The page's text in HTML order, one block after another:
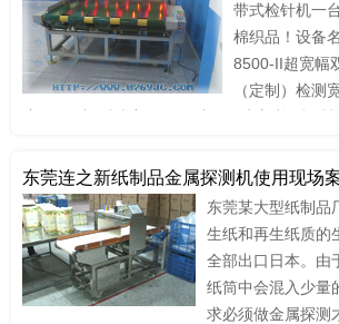
带式检针机一
棉织品！设备
8500-II超宽幅
（定制）检测
东莞连之新纸制品金属探测机使用现场
东莞某大型纸制品
生纸和再生纸质的
全部出口日本。由
纸筒中会混入少量
求必须做金属探测